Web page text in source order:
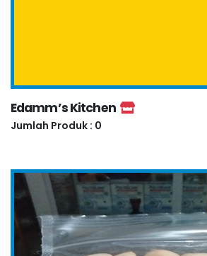
Edamm’s Kitchen
Jumlah Produk : 0